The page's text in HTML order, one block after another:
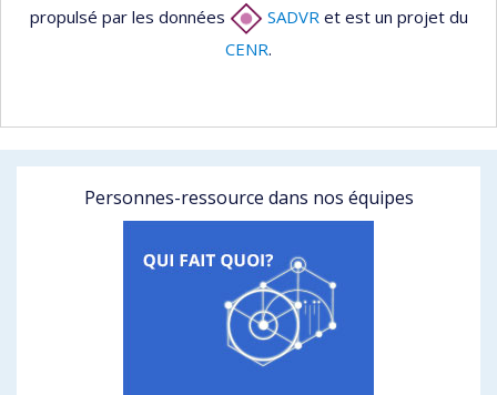
propulsé par les données
SADVR et est un projet du
CENR.
Personnes-ressource dans nos équipes